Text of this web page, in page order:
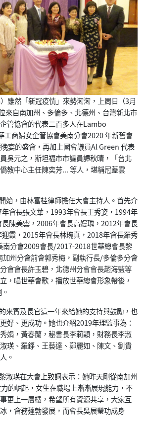
雖然「新冠疫情」來勢洶洶，上周日（3月
來自南加州、多倫多、北德州、台灣新北市
管協會的代表二百多人在Lambo
商婦女企管協會美南分會2020 年新舊會
宴的盛會，再加上國會議員Al Green 代表
吳元之，斯坦福市市議員譚秋晴，「台北
教中心主任陳奕芳... 等人，堪稱冠蓋雲
始，由林富桂律師擔任大會主持人。首先介
會長張文華，1993年會長王秀姿，1994年
陳美雲，2006年會長高嫚璘，2012年會長
霞，2015年會長林琬真，2018年會長羅秀
分會2009會長/2017-2018世華總會長黎
州分會前會郭秀梅，副執行長/多倫多分會
會會長許玉碧，北德州分會會長趙海藍等
，唱世華會歌，播放世華總會形象帶後，
來賓及長官這一年來給她的支持與鼓勵，也
好、更成功。她也介紹2019年理監事為：
娟，黃春蘭，秘書長李莉穎，財務長李淑
瑛、羅錚、王藝達、鄭麗如、陳文、劉貴
。
淑瑛在大會上致詞表示：她昨天剛從南加州
的崛起，女生在職場上漸漸展現能力，不
更上一層樓，希望所有資源共享，大家互
，會務蓬勃發展，而會長吳展瑩功成身